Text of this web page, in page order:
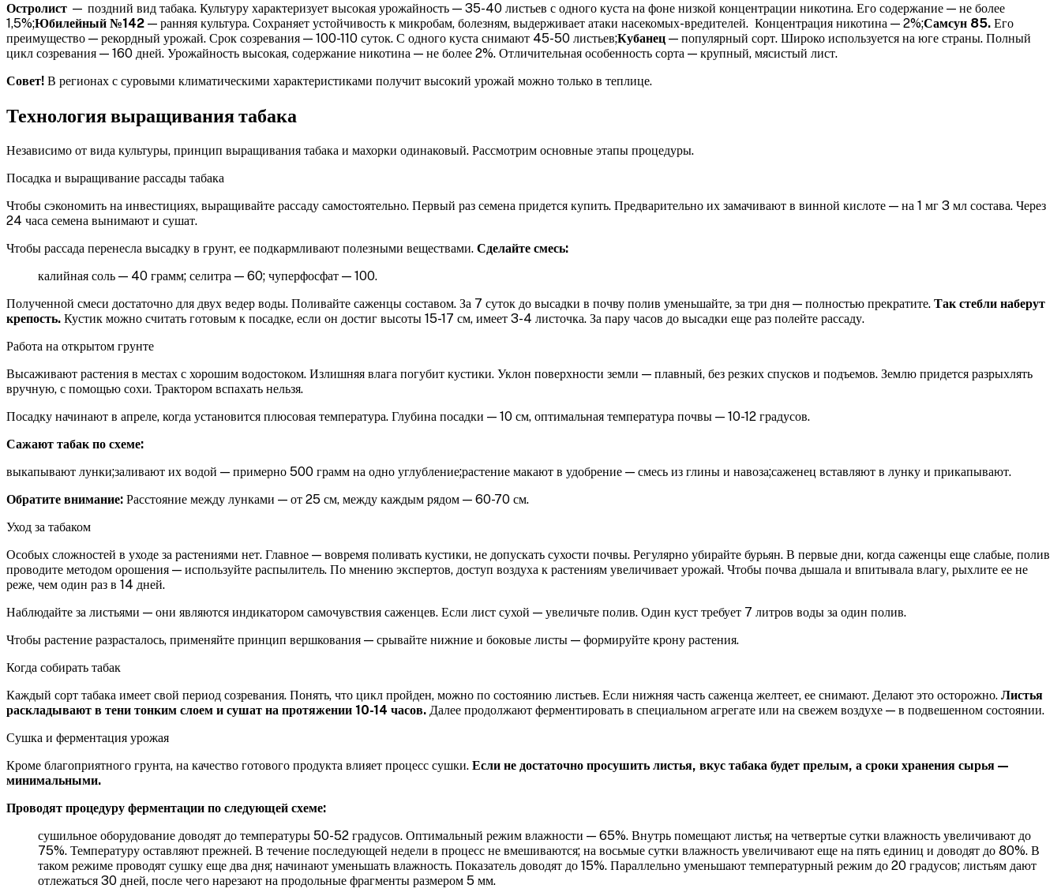
Остролист — поздний вид табака. Культуру характеризует высокая урожайность — 35-40 листьев с одного куста на фоне низкой концентрации никотина. Его содержание — не более
1,5%;Юбилейный №142 — ранняя культура. Сохраняет устойчивость к микробам, болезням, выдерживает атаки насекомых-вредителей. Концентрация никотина — 2%;Самсун 85. Его
преимущество — рекордный урожай. Срок созревания — 100-110 суток. С одного куста снимают 45-50 листьев;Кубанец — популярный сорт. Широко используется на юге страны. Полный
цикл созревания — 160 дней. Урожайность высокая, содержание никотина — не более 2%. Отличительная особенность сорта — крупный, мясистый лист.
Совет! В регионах с суровыми климатическими характеристиками получит высокий урожай можно только в теплице.
Технология выращивания табака
Независимо от вида культуры, принцип выращивания табака и махорки одинаковый. Рассмотрим основные этапы процедуры.
Посадка и выращивание рассады табака
Чтобы сэкономить на инвестициях, выращивайте рассаду самостоятельно. Первый раз семена придется купить. Предварительно их замачивают в винной кислоте — на 1 мг 3 мл состава. Через
24 часа семена вынимают и сушат.
Чтобы рассада перенесла высадку в грунт, ее подкармливают полезными веществами. Сделайте смесь:
калийная соль — 40 грамм; селитра — 60; чуперфосфат — 100.
Полученной смеси достаточно для двух ведер воды. Поливайте саженцы составом. За 7 суток до высадки в почву полив уменьшайте, за три дня — полностью прекратите. Так стебли наберут
крепость. Кустик можно считать готовым к посадке, если он достиг высоты 15-17 см, имеет 3-4 листочка. За пару часов до высадки еще раз полейте рассаду.
Работа на открытом грунте
Высаживают растения в местах с хорошим водостоком. Излишняя влага погубит кустики. Уклон поверхности земли — плавный, без резких спусков и подъемов. Землю придется разрыхлять
вручную, с помощью сохи. Трактором вспахать нельзя.
Посадку начинают в апреле, когда установится плюсовая температура. Глубина посадки — 10 см, оптимальная температура почвы — 10-12 градусов.
Сажают табак по схеме:
выкапывают лунки;заливают их водой — примерно 500 грамм на одно углубление;растение макают в удобрение — смесь из глины и навоза;саженец вставляют в лунку и прикапывают.
Обратите внимание: Расстояние между лунками — от 25 см, между каждым рядом — 60-70 см.
Уход за табаком
Особых сложностей в уходе за растениями нет. Главное — вовремя поливать кустики, не допускать сухости почвы. Регулярно убирайте бурьян. В первые дни, когда саженцы еще слабые, полив
проводите методом орошения — используйте распылитель. По мнению экспертов, доступ воздуха к растениям увеличивает урожай. Чтобы почва дышала и впитывала влагу, рыхлите ее не
реже, чем один раз в 14 дней.
Наблюдайте за листьями — они являются индикатором самочувствия саженцев. Если лист сухой — увеличьте полив. Один куст требует 7 литров воды за один полив.
Чтобы растение разрасталось, применяйте принцип вершкования — срывайте нижние и боковые листы — формируйте крону растения.
Когда собирать табак
Каждый сорт табака имеет свой период созревания. Понять, что цикл пройден, можно по состоянию листьев. Если нижняя часть саженца желтеет, ее снимают. Делают это осторожно. Листья
раскладывают в тени тонким слоем и сушат на протяжении 10-14 часов. Далее продолжают ферментировать в специальном агрегате или на свежем воздухе — в подвешенном состоянии.
Сушка и ферментация урожая
Кроме благоприятного грунта, на качество готового продукта влияет процесс сушки. Если не достаточно просушить листья, вкус табака будет прелым, а сроки хранения сырья —
минимальными.
Проводят процедуру ферментации по следующей схеме:
сушильное оборудование доводят до температуры 50-52 градусов. Оптимальный режим влажности — 65%. Внутрь помещают листья; на четвертые сутки влажность увеличивают до
75%. Температуру оставляют прежней. В течение последующей недели в процесс не вмешиваются; на восьмые сутки влажность увеличивают еще на пять единиц и доводят до 80%. В
таком режиме проводят сушку еще два дня; начинают уменьшать влажность. Показатель доводят до 15%. Параллельно уменьшают температурный режим до 20 градусов; листьям дают
отлежаться 30 дней, после чего нарезают на продольные фрагменты размером 5 мм.